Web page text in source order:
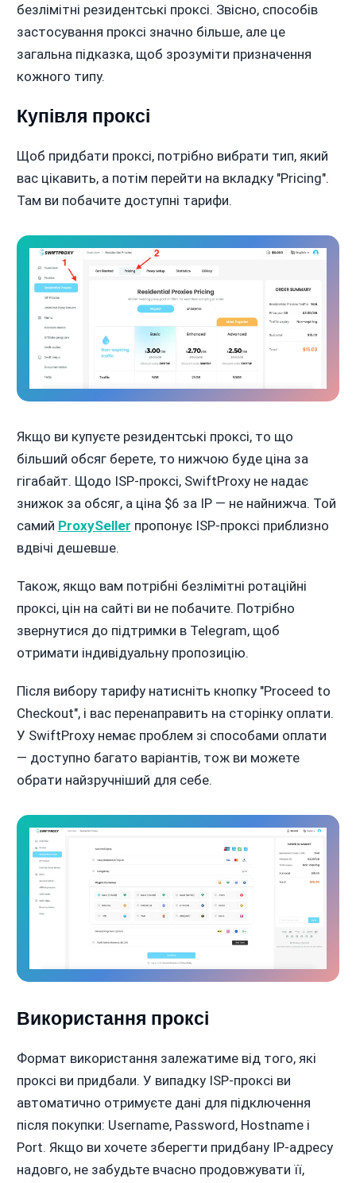
безлімітні резидентські проксі. Звісно, способів
застосування проксі значно більше, але це
загальна підказка, щоб зрозуміти призначення
кожного типу.
Купівля проксі
Щоб придбати проксі, потрібно вибрати тип, який
вас цікавить, а потім перейти на вкладку "Pricing".
Там ви побачите доступні тарифи.
Якщо ви купуєте резидентські проксі, то що
більший обсяг берете, то нижчою буде ціна за
гігабайт. Щодо ISP-проксі, SwiftProxy не надає
знижок за обсяг, а ціна $6 за IP — не найнижча. Той
самий ProxySeller пропонує ISP-проксі приблизно
вдвічі дешевше.
Також, якщо вам потрібні безлімітні ротаційні
проксі, цін на сайті ви не побачите. Потрібно
звернутися до підтримки в Telegram, щоб
отримати індивідуальну пропозицію.
Після вибору тарифу натисніть кнопку "Proceed to
Checkout", і вас перенаправить на сторінку оплати.
У SwiftProxy немає проблем зі способами оплати
— доступно багато варіантів, тож ви можете
обрати найзручніший для себе.
Використання проксі
Формат використання залежатиме від того, які
проксі ви придбали. У випадку ISP-проксі ви
автоматично отримуєте дані для підключення
після покупки: Username, Password, Hostname і
Port. Якщо ви хочете зберегти придбану IP-адресу
надовго, не забудьте вчасно продовжувати її,